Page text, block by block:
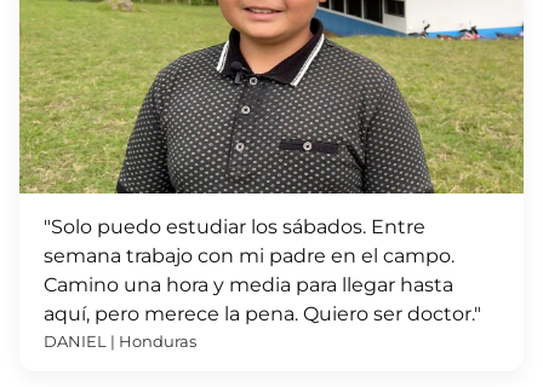
"Solo puedo estudiar los sábados. Entre
semana trabajo con mi padre en el campo.
Camino una hora y media para llegar hasta
aquí, pero merece la pena. Quiero ser doctor."
DANIEL | Honduras